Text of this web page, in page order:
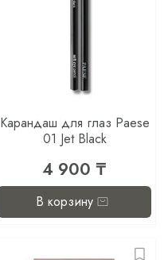
Карандаш для глаз Paese
01 Jet Black
4 900 ₸
В корзину